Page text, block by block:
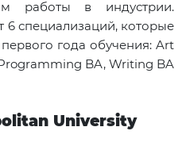
работы в индустрии.
6 специализаций, которые
года обучения: Art
BA, Writing BA
University